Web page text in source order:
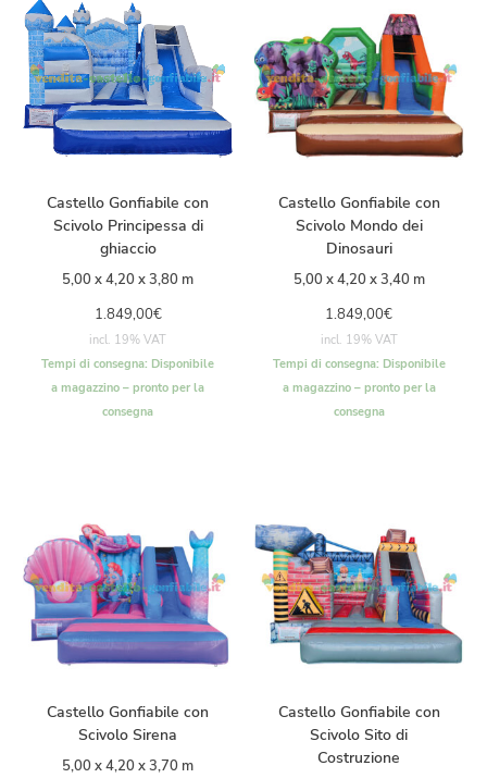
Castello Gonfiabile con
Scivolo Principessa di
ghiaccio
5,00 x 4,20 x 3,80 m
1.849,00€
incl. 19% VAT
Tempi di consegna: Disponibile
a magazzino – pronto per la
consegna
Castello Gonfiabile con
Scivolo Mondo dei
Dinosauri
5,00 x 4,20 x 3,40 m
1.849,00€
incl. 19% VAT
Tempi di consegna: Disponibile
a magazzino – pronto per la
consegna
Castello Gonfiabile con
Scivolo Sirena
5,00 x 4,20 x 3,70 m
Castello Gonfiabile con
Scivolo Sito di
Costruzione